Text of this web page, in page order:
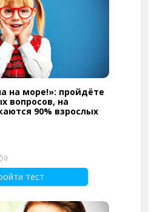
на море!»: пройдёте
вопросов, на
90% взрослых
0
тест